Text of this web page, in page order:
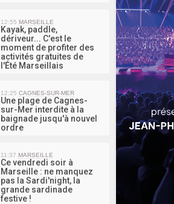
12:55 MARSEILLE
Kayak, paddle,
dériveur... C'est le
moment de profiter des
activités gratuites de
l'Été Marseillais
12:25 CAGNES-SUR-MER
Une plage de Cagnes-
sur-Mer interdite à la
baignade jusqu'à nouvel
ordre
11:37 MARSEILLE
Ce vendredi soir à
Marseille : ne manquez
pas la Sardi'night, la
grande sardinade
festive !